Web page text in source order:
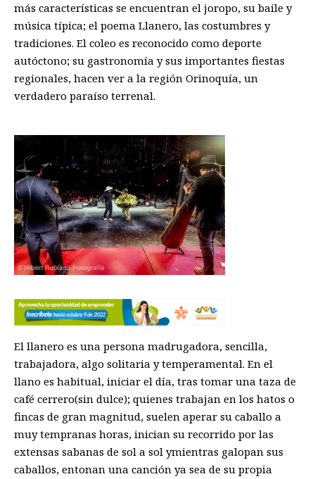
más características se encuentran el joropo, su baile y
música típica; el poema Llanero, las costumbres y
tradiciones. El coleo es reconocido como deporte
autóctono; su gastronomía y sus importantes fiestas
regionales, hacen ver a la región Orinoquía, un
verdadero paraíso terrenal.
El llanero es una persona madrugadora, sencilla,
trabajadora, algo solitaria y temperamental. En el
llano es habitual, iniciar el día, tras tomar una taza de
café cerrero(sin dulce); quienes trabajan en los hatos o
fincas de gran magnitud, suelen aperar su caballo a
muy tempranas horas, inician su recorrido por las
extensas sabanas de sol a sol ymientras galopan sus
caballos, entonan una canción ya sea de su propia